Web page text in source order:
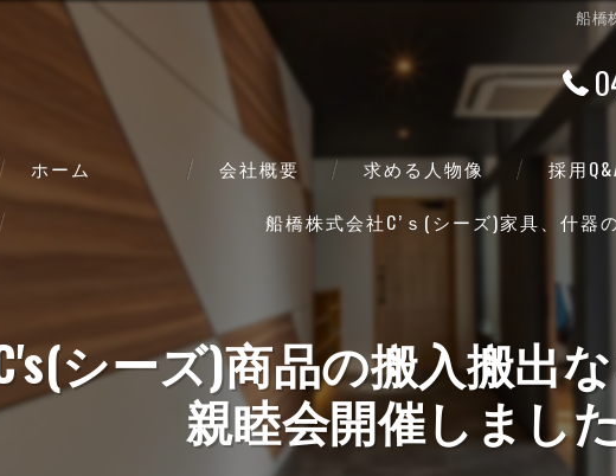
船橋
ホーム 会社概要
事業案内
求める人物像 採用
船橋株式会社C’ｓ(シーズ)家具、什器
シーズ)商品の搬入搬出
親睦会開催しまし